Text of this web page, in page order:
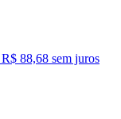
R$ 88,68 sem juros